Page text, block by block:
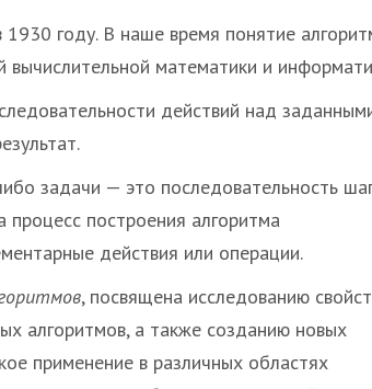
году. В наше время понятие
математики и
действий над
задачи — это последовательность
построения алгоритма
действия или операции.
, посвящена исследованию
алгоритмов, а также созданию новых
применение в различных областях